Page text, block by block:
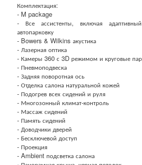
Комплектация:
- M package
- Все ассистенты, включая
автопарковку
- Bowers & Wilkins акустика
- Лазерная оптика
- Камеры 360 с 3D режимом и круговые
- Пневмоподвеска
- Задняя поворотная ось
- Отделка салона натуральной кожей
- Подогрев всех сидений и руля
- Многозонный климат-контроль
- Массаж сидений
- Память сидений
- Доводчики дверей
- Бесключевой доступ
- Проекция
- Ambient подсветка салона